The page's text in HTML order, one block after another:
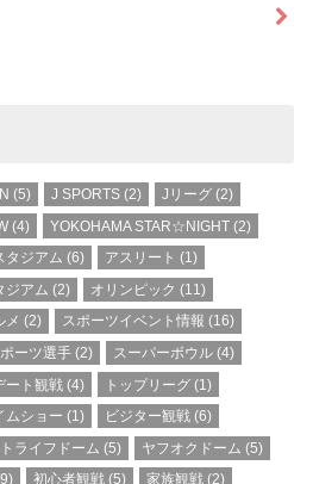
(5) J SPORTS (2) Jリーグ (2)
(4) YOKOHAMA STAR☆NIGHT (2)
タジアム (6) アスリート (1)
ジアム (2) オリンピック (11)
メ (2) スポーツイベント情報 (16)
ーツ選手(2) スーパーボウル(4)
ート観戦(4) トップリーグ(1)
ムショー (1) ビジター観戦(6)
トライフドーム (5) ヤフオクドーム (5)
初心者観戦(5) 家族観戦 (2)